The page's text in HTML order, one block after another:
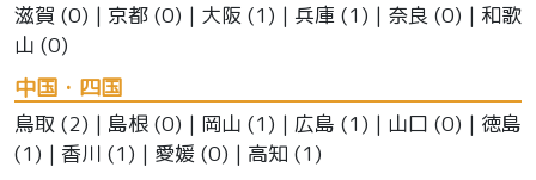
滋賀 (0) | 京都 (0) | 大阪 (1) | 兵庫 (1) | 奈良 (0) | 和歌
山 (0)
中国・四国
鳥取 (2) | 島根 (0) | 岡山 (1) | 広島 (1) | 山口 (0) | 徳島
(1) | 香川 (1) | 愛媛 (0) | 高知 (1)